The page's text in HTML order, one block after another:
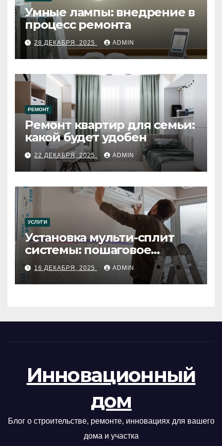
Умные лампы: внедрение в
процесс ремонта
28 ДЕКАБРЯ, 2025 ADMIN
РЕМОНТ
Ремонт квартир для семьи:
какой будет удобен
22 ДЕКАБРЯ, 2025 ADMIN
УСЛУГИ
Установка мульти-сплит
системы: пошаговое
руководство
16 ДЕКАБРЯ, 2025 ADMIN
Инновационный
дом
Блог о строительстве, ремонте, инновациях для вашего
дома и участка